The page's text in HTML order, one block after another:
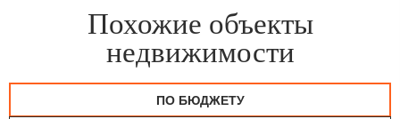
Похожие объекты
недвижимости
ПО БЮДЖЕТУ